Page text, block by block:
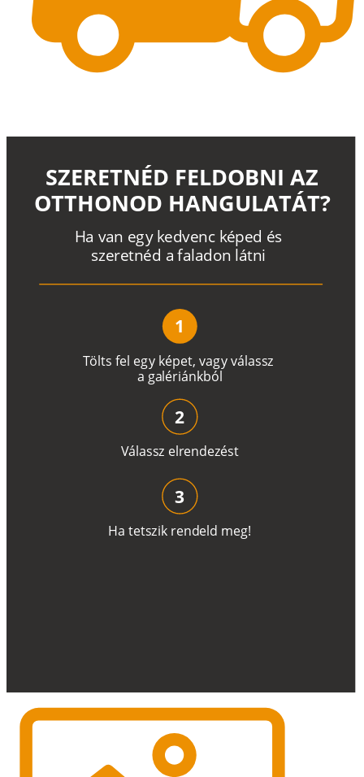
Tölts fel egy képet, vagyválassz
a galériánkból
Ha van egy kedvenc képed és
szeretnéd a faladon látni
SZERETNÉD FELDOBNI AZ
OTTHONOD HANGULATÁT?
1
Válassz elrendezést
2
Ha tetszik rendeld meg!
3